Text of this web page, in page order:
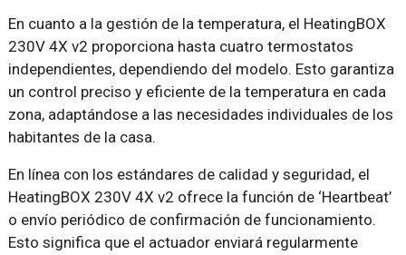
En cuanto a la gestión de la temperatura, el HeatingBOX
230V 4X v2 proporciona hasta cuatro termostatos
independientes, dependiendo del modelo. Esto garantiza
un control preciso y eficiente de la temperatura en cada
zona, adaptándose a las necesidades individuales de los
habitantes de la casa.
En línea con los estándares de calidad y seguridad, el
HeatingBOX 230V 4X v2 ofrece la función de ‘Heartbeat’
o envío periódico de confirmación de funcionamiento.
Esto significa que el actuador enviará regularmente